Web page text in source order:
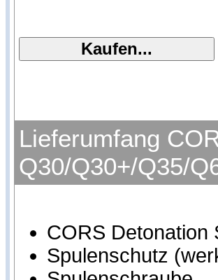
Lieferumfang
Q30/Q30+/Q35/
CORS Detonation
Spulenschutz